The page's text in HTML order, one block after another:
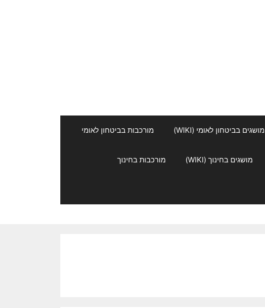
מושגים בביטחון לאומי (WIKI) מורכבות בביטחון לאומי
מושגים בחינוך (WIKI) מורכבות בחינוך